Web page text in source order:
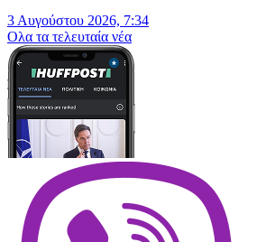
3 Αυγούστου 2026, 7:34
Oλα τα τελευταία νέα